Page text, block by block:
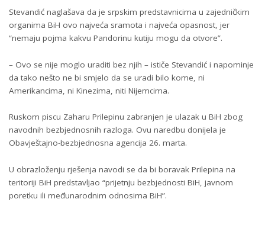
Stevandić naglašava da je srpskim predstavnicima u zajedničkim
organima BiH ovo najveća sramota i najveća opasnost, jer
“nemaju pojma kakvu Pandorinu kutiju mogu da otvore”.
– Ovo se nije moglo uraditi bez njih – ističe Stevandić i napominje
da tako nešto ne bi smjelo da se uradi bilo kome, ni
Amerikancima, ni Kinezima, niti Nijemcima.
Ruskom piscu Zaharu Prilepinu zabranjen je ulazak u BiH zbog
navodnih bezbjednosnih razloga. Ovu naredbu donijela je
Obavještajno-bezbjednosna agencija 26. marta.
U obrazloženju rješenja navodi se da bi boravak Prilepina na
teritoriji BiH predstavljao “prijetnju bezbjednosti BiH, javnom
poretku ili međunarodnim odnosima BiH”.